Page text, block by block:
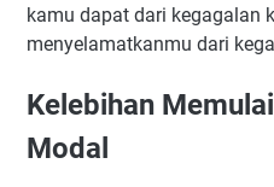
kamu dapat dari kegagalan
menyelamatkanmu dari
Kelebihan
Modal